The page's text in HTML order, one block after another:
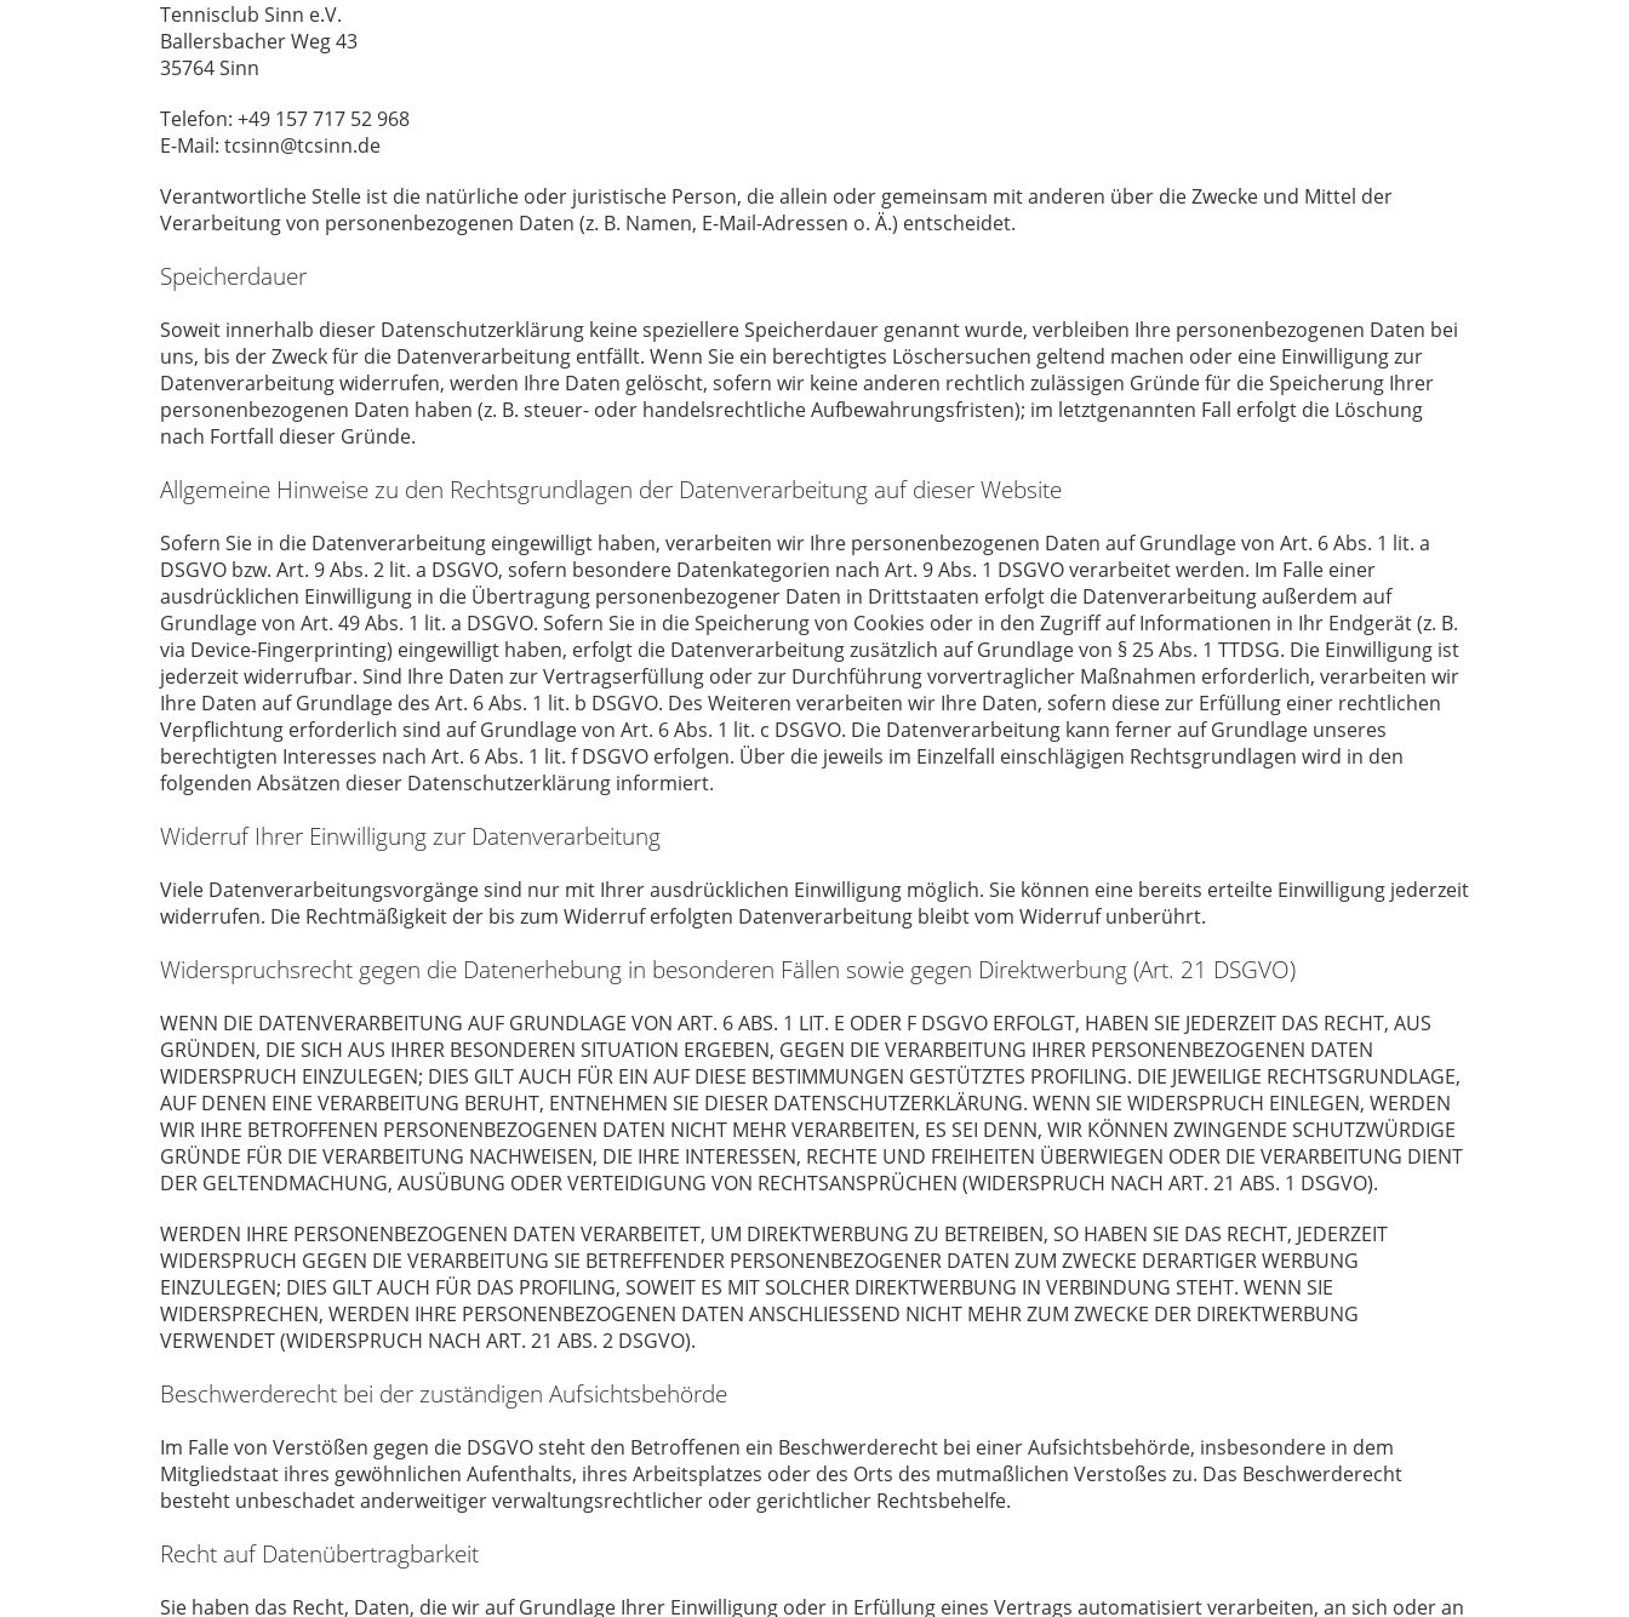
Tennisclub Sinn e.V.
Ballersbacher Weg 43
35764 Sinn
Telefon: +49 157 717 52 968
E-Mail: tcsinn@tcsinn.de
Verantwortliche Stelle ist die natürliche oder juristische Person, die allein oder gemeinsam mit anderen über die Zwecke und Mittel der
Verarbeitung von personenbezogenen Daten (z. B. Namen, E-Mail-Adressen o. Ä.) entscheidet.
Speicherdauer
Soweit innerhalb dieser Datenschutzerklärung keine speziellere Speicherdauer genannt wurde, verbleiben Ihre personenbezogenen Daten bei
uns, bis der Zweck für die Datenverarbeitung entfällt. Wenn Sie ein berechtigtes Löschersuchen geltend machen oder eine Einwilligung zur
Datenverarbeitung widerrufen, werden Ihre Daten gelöscht, sofern wir keine anderen rechtlich zulässigen Gründe für die Speicherung Ihrer
personenbezogenen Daten haben (z. B. steuer- oder handelsrechtliche Aufbewahrungsfristen); im letztgenannten Fall erfolgt die Löschung
nach Fortfall dieser Gründe.
Allgemeine Hinweise zu den Rechtsgrundlagen der Datenverarbeitung auf dieser Website
Sofern Sie in die Datenverarbeitung eingewilligt haben, verarbeiten wir Ihre personenbezogenen Daten auf Grundlage von Art. 6 Abs. 1 lit. a
DSGVO bzw. Art. 9 Abs. 2 lit. a DSGVO, sofern besondere Datenkategorien nach Art. 9 Abs. 1 DSGVO verarbeitet werden. Im Falle einer
ausdrücklichen Einwilligung in die Übertragung personenbezogener Daten in Drittstaaten erfolgt die Datenverarbeitung außerdem auf
Grundlage von Art. 49 Abs. 1 lit. a DSGVO. Sofern Sie in die Speicherung von Cookies oder in den Zugriff auf Informationen in Ihr Endgerät (z. B.
via Device-Fingerprinting) eingewilligt haben, erfolgt die Datenverarbeitung zusätzlich auf Grundlage von § 25 Abs. 1 TTDSG. Die Einwilligung ist
jederzeit widerrufbar. Sind Ihre Daten zur Vertragserfüllung oder zur Durchführung vorvertraglicher Maßnahmen erforderlich, verarbeiten wir
Ihre Daten auf Grundlage des Art. 6 Abs. 1 lit. b DSGVO. Des Weiteren verarbeiten wir Ihre Daten, sofern diese zur Erfüllung einer rechtlichen
Verpflichtung erforderlich sind auf Grundlage von Art. 6 Abs. 1 lit. c DSGVO. Die Datenverarbeitung kann ferner auf Grundlage unseres
berechtigten Interesses nach Art. 6 Abs. 1 lit. f DSGVO erfolgen. Über die jeweils im Einzelfall einschlägigen Rechtsgrundlagen wird in den
folgenden Absätzen dieser Datenschutzerklärung informiert.
Widerruf Ihrer Einwilligung zur Datenverarbeitung
Viele Datenverarbeitungsvorgänge sind nur mit Ihrer ausdrücklichen Einwilligung möglich. Sie können eine bereits erteilte Einwilligung jederzeit
widerrufen. Die Rechtmäßigkeit der bis zum Widerruf erfolgten Datenverarbeitung bleibt vom Widerruf unberührt.
Widerspruchsrecht gegen die Datenerhebung in besonderen Fällen sowie gegen Direktwerbung (Art. 21 DSGVO)
WENN DIE DATENVERARBEITUNG AUF GRUNDLAGE VON ART. 6 ABS. 1 LIT. E ODER F DSGVO ERFOLGT, HABEN SIE JEDERZEIT DAS RECHT, AUS
GRÜNDEN, DIE SICH AUS IHRER BESONDEREN SITUATION ERGEBEN, GEGEN DIE VERARBEITUNG IHRER PERSONENBEZOGENEN DATEN
WIDERSPRUCH EINZULEGEN; DIES GILT AUCH FÜR EIN AUF DIESE BESTIMMUNGEN GESTÜTZTES PROFILING. DIE JEWEILIGE RECHTSGRUNDLAGE,
AUF DENEN EINE VERARBEITUNG BERUHT, ENTNEHMEN SIE DIESER DATENSCHUTZERKLÄRUNG. WENN SIE WIDERSPRUCH EINLEGEN, WERDEN
WIR IHRE BETROFFENEN PERSONENBEZOGENEN DATEN NICHT MEHR VERARBEITEN, ES SEI DENN, WIR KÖNNEN ZWINGENDE SCHUTZWÜRDIGE
GRÜNDE FÜR DIE VERARBEITUNG NACHWEISEN, DIE IHRE INTERESSEN, RECHTE UND FREIHEITEN ÜBERWIEGEN ODER DIE VERARBEITUNG DIENT
DER GELTENDMACHUNG, AUSÜBUNG ODER VERTEIDIGUNG VON RECHTSANSPRÜCHEN (WIDERSPRUCH NACH ART. 21 ABS. 1 DSGVO).
WERDEN IHRE PERSONENBEZOGENEN DATEN VERARBEITET, UM DIREKTWERBUNG ZU BETREIBEN, SO HABEN SIE DAS RECHT, JEDERZEIT
WIDERSPRUCH GEGEN DIE VERARBEITUNG SIE BETREFFENDER PERSONENBEZOGENER DATEN ZUM ZWECKE DERARTIGER WERBUNG
EINZULEGEN; DIES GILT AUCH FÜR DAS PROFILING, SOWEIT ES MIT SOLCHER DIREKTWERBUNG IN VERBINDUNG STEHT. WENN SIE
WIDERSPRECHEN, WERDEN IHRE PERSONENBEZOGENEN DATEN ANSCHLIESSEND NICHT MEHR ZUM ZWECKE DER DIREKTWERBUNG
VERWENDET (WIDERSPRUCH NACH ART. 21 ABS. 2 DSGVO).
Beschwerde­recht bei der zuständigen Aufsichts­behörde
Im Falle von Verstößen gegen die DSGVO steht den Betroffenen ein Beschwerderecht bei einer Aufsichtsbehörde, insbesondere in dem
Mitgliedstaat ihres gewöhnlichen Aufenthalts, ihres Arbeitsplatzes oder des Orts des mutmaßlichen Verstoßes zu. Das Beschwerderecht
besteht unbeschadet anderweitiger verwaltungsrechtlicher oder gerichtlicher Rechtsbehelfe.
Recht auf Daten­übertrag­barkeit
Sie haben das Recht, Daten, die wir auf Grundlage Ihrer Einwilligung oder in Erfüllung eines Vertrags automatisiert verarbeiten, an sich oder an